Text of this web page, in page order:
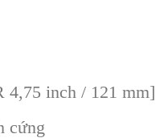
4,75 inch / 121 mm]
cứng